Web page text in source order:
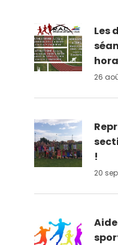
Les
26
!
20